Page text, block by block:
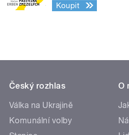
Koupit
Český rozhlas
Válka na Ukrajině
Komunální volby
O